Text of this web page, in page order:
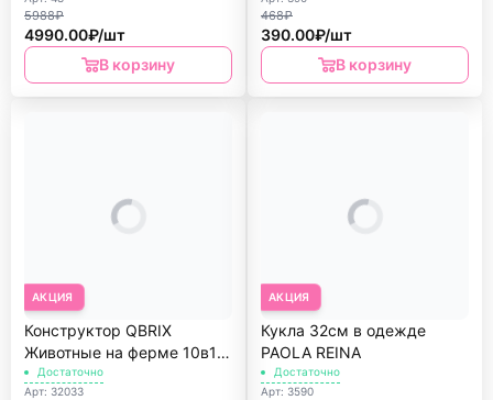
5988₽
4990.00₽/шт
В корзину
468₽
390.00₽/шт
В корзину
АКЦИЯ
Конструктор QBRIX
Животные на ферме 10в1
335дет.
Достаточно
Арт: 32033
АКЦИЯ
Кукла 32см в одежде
PAOLA REINA
Достаточно
Арт: 3590